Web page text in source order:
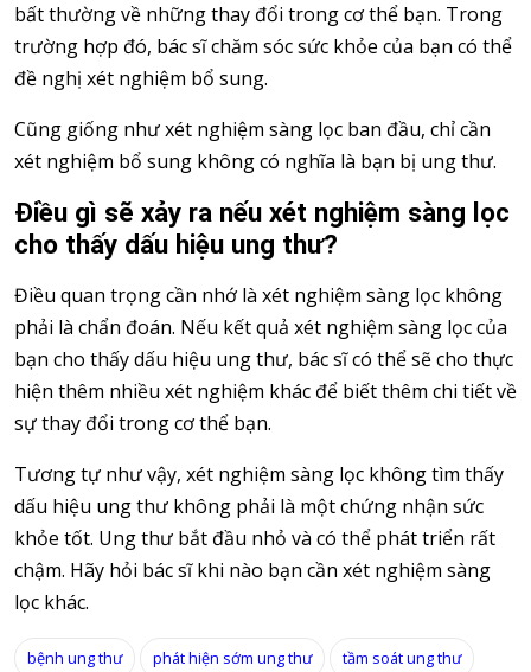
bất thường về những thay đổi trong cơ thể bạn. Trong
trường hợp đó, bác sĩ chăm sóc sức khỏe của bạn có thể
đề nghị xét nghiệm bổ sung.
Cũng giống như xét nghiệm sàng lọc ban đầu, chỉ cần
xét nghiệm bổ sung không có nghĩa là bạn bị ung thư.
Điều gì sẽ xảy ra nếu xét nghiệm sàng lọc
cho thấy dấu hiệu ung thư?
Điều quan trọng cần nhớ là xét nghiệm sàng lọc không
phải là chẩn đoán. Nếu kết quả xét nghiệm sàng lọc của
bạn cho thấy dấu hiệu ung thư, bác sĩ có thể sẽ cho thực
hiện thêm nhiều xét nghiệm khác để biết thêm chi tiết về
sự thay đổi trong cơ thể bạn.
Tương tự như vậy, xét nghiệm sàng lọc không tìm thấy
dấu hiệu ung thư không phải là một chứng nhận sức
khỏe tốt. Ung thư bắt đầu nhỏ và có thể phát triển rất
chậm. Hãy hỏi bác sĩ khi nào bạn cần xét nghiệm sàng
lọc khác.
bệnh ung thư phát hiện sớm ung thư tầm soát ung thư